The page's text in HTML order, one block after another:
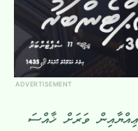
ADVERTISEMENT
ވަރަށް ޚާއްސަ